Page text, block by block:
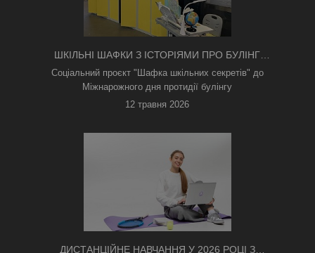
ШКІЛЬНІ ШАФКИ З ІСТОРІЯМИ ПРО БУЛІНГ
З'ЯВИЛИСЯ В КИЄВІ
Соціальний проєкт "Шафка шкільних секретів" до
Міжнарожного дня протидії булінгу
12 травня 2026
ДИСТАНЦІЙНЕ НАВЧАННЯ У 2026 РОЦІ З